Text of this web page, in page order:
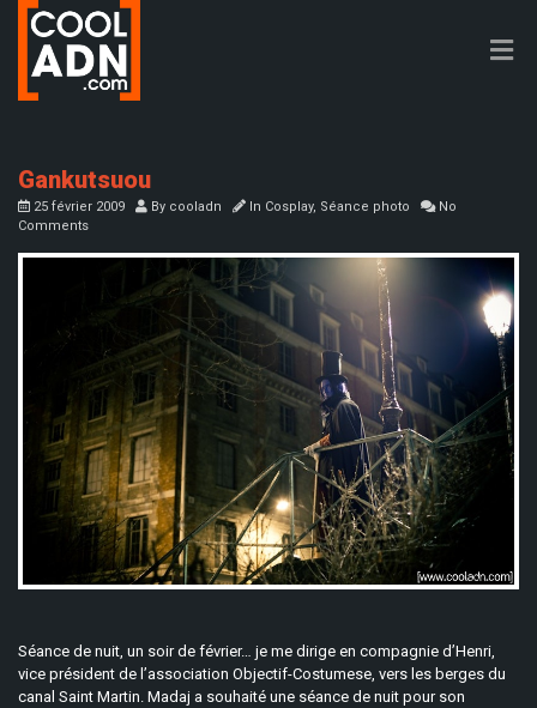
Gankutsuou
25 février 2009 By cooladn In Cosplay, Séance photo
No
Comments
Séance de nuit, un soir de février… je me dirige en compagnie d’Henri,
vice président de l’association Objectif-Costumese, vers les berges du
canal Saint Martin. Madaj a souhaité une séance de nuit pour son